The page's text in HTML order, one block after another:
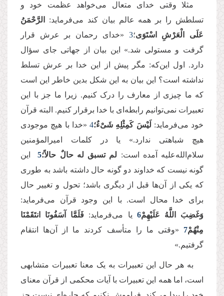
مثلا وقتی خدای متعال می‌خواهد عظمت خود و
تسلطش را بر همه عالم بیان کند می‌فرماید:
الرَّحْمَنُ
عَلَى الْعَرْشِ اسْتَوَى؛3 «خدای رحمان بر عرش قرار
گرفت و مستولی شد.» این بیان از جهاتی جای سؤال
دارد. اول این‌که: مگر پیش‌ از این خدا بر عرش تسلط
نداشته است؟ این بیان به این شکل بدین خاطر این است
که ما چیزی از معارف را درک کنیم. زیرا ما جز با این
تعبیرات نمی‌توانیم رابطه‌ای با خدا برقرار کنیم. البته قرآن
خود می‌فرماید: لَیْسَ كَمِثْلِهِ شَیْءٌ؛4 «خدا با هیچ موجودی
هیچ شباهتی ندارد.» یا در کلمات امیرالمؤمنین
سلام‌الله‌علیه آمده است: لم تسبق له حالٌ حالاً؛5
این
گونه نیست که خداوند دو گونه حال داشته باشد به طوری
که یکی از آن‌ها قبل از دیگری باشد؛ تحول و تغییر حال
برای خدا محال است. با این وجود قرآن می‌فرماید:
وَغَضِبَ اللَّهُ عَلَیْهِمْ6 یا می‌فرماید: فَلَمَّا آسَفُونَا انتَقَمْنَا
مِنْهُمْ7 «وقتی ما را متأسف کردند ما از آن‌ها انتقام
گرفتیم.»
به هر حال این تعبیرات به یک معنا تعبیرات متشابهی
است، اما همه این تعبیرات با آیات محکمی از قرآن معنای